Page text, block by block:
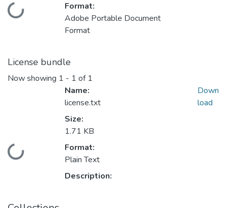
Loading...
Format:
Adobe Portable Document
Format
License bundle
Now showing 1 - 1 of 1
Loading...
Name:
license.txt
Size:
1.71 KB
Format:
Plain Text
Description:
Down
load